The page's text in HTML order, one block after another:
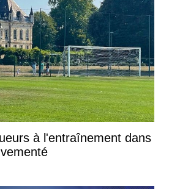
à l'entraînement dans